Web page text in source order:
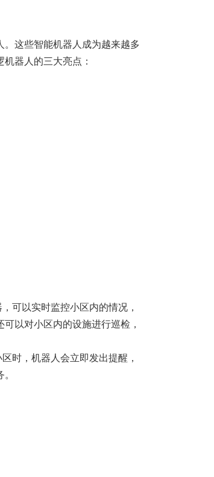
这些智能机器人成为越来越多
器人的三大亮点：
可以实时监控小区内的情况，
以对小区内的设施进行巡检，
时，机器人会立即发出提醒，